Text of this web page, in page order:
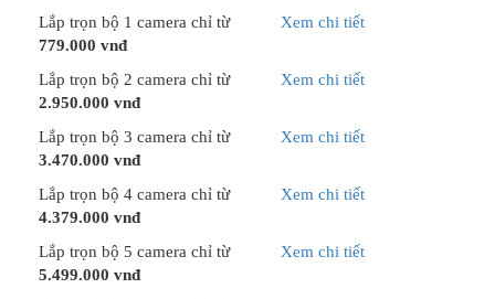
Lắp trọn bộ 1 camera chỉ từ
779.000 vnđ
Xem chi tiết
Lắp trọn bộ 2 camera chỉ từ
2.950.000 vnđ
Xem chi tiết
Lắp trọn bộ 3 camera chỉ từ
3.470.000 vnđ
Xem chi tiết
Lắp trọn bộ 4 camera chỉ từ
4.379.000 vnđ
Xem chi tiết
Lắp trọn bộ 5 camera chỉ từ
5.499.000 vnđ
Xem chi tiết